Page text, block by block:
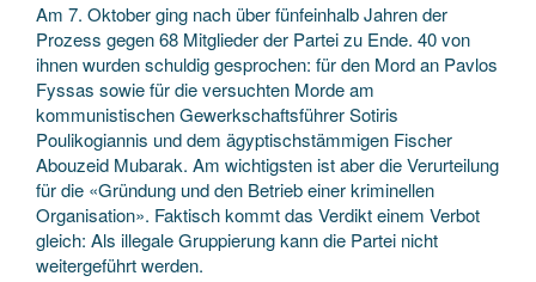
Am 7. Oktober ging nach über fünfeinhalb Jahren der
Prozess gegen 68 Mitglieder der Partei zu Ende. 40 von
ihnen wurden schuldig gesprochen: für den Mord an Pavlos
Fyssas sowie für die versuchten Morde am
kommunistischen Gewerkschaftsführer Sotiris
Poulikogiannis und dem ägyptischstämmigen Fischer
Abouzeid Mubarak. Am wichtigsten ist aber die Verurteilung
für die «Gründung und den Betrieb einer kriminellen
Organisation». Faktisch kommt das Verdikt einem Verbot
gleich: Als illegale Gruppierung kann die Partei nicht
weitergeführt werden.